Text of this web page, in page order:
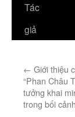
Tác
giả
← Giới thiệu
“Phan Châu
tưởng khai
trong bối